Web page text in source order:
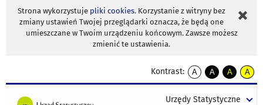
Strona wykorzystuje pliki cookies. Korzystanie z witryny bez
zmiany ustawień Twojej przeglądarki oznacza, że będą one
umieszczane w Twoim urządzeniu końcowym. Zawsze możesz
zmienić te ustawienia.
Kontrast:
A
kontrast
A
kontrast
tekst
A
kontrast
tekst
A
tekst
Urzędy Statystyczne